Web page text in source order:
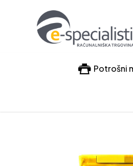
Potrošni